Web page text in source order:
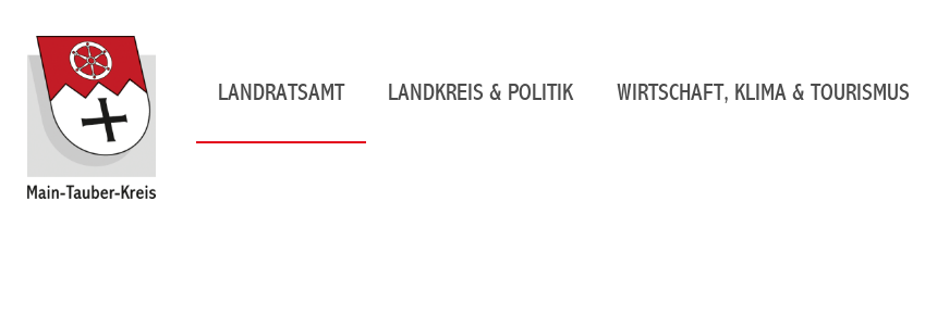
LANDRATSAMT LANDKREIS & POLITIK WIRTSCHAFT, KLIMA & TOURISMUS